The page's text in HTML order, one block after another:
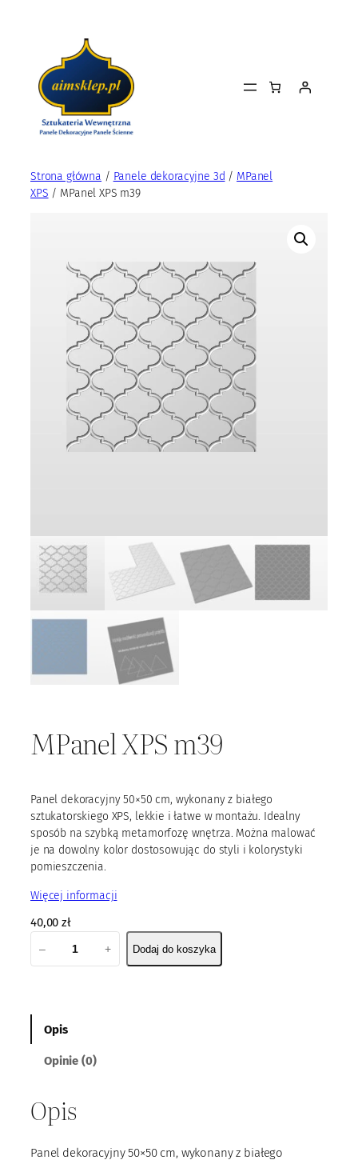
Strona główna / Panele dekoracyjne 3d / MPanel
XPS / MPanel XPS m39
MPanel XPS m39
Panel dekoracyjny 50×50 cm, wykonany z białego
sztukatorskiego XPS, lekkie i łatwe w montażu. Idealny
sposób na szybką metamorfozę wnętrza. Można malować
je na dowolny kolor dostosowując do styli i kolorystyki
pomieszczenia.
Więcej informacji
40,00zł
P
l
P
– + Dodaj do koszyka
Opis
Opinie (0)
Opis
Panel dekoracyjny 50×50 cm, wykonany z białego